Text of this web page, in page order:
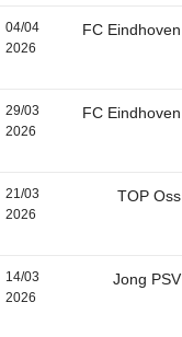
04/04
2026
FC Eindhoven
29/03
2026
FC Eindhoven
21/03
2026
TOP Oss
14/03
2026
Jong PSV